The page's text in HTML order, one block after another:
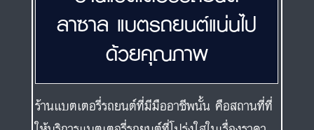
ร้านแบตเตอรี่รถยนต์ที่มีมืออาชีพนั้น คือสถานที่ที่
ให้บริการแบตเตอรี่รถยนต์ที่โปร่งใสในเรื่องราคา
คุณภาพ การรับประกันและการรับผิดชอบต่อสินค้า
ที่ลูกค้าซื้อไปจากที่นั้น เช่น “ร้านแบตเตอรี่โชค
บัญชา” ที่เป็นตัวแทนจำหน่ายแบตเตอรี่รถยนต์